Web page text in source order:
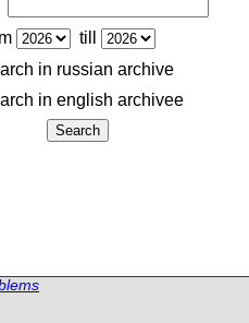
till
in russian archive
in english archiveе